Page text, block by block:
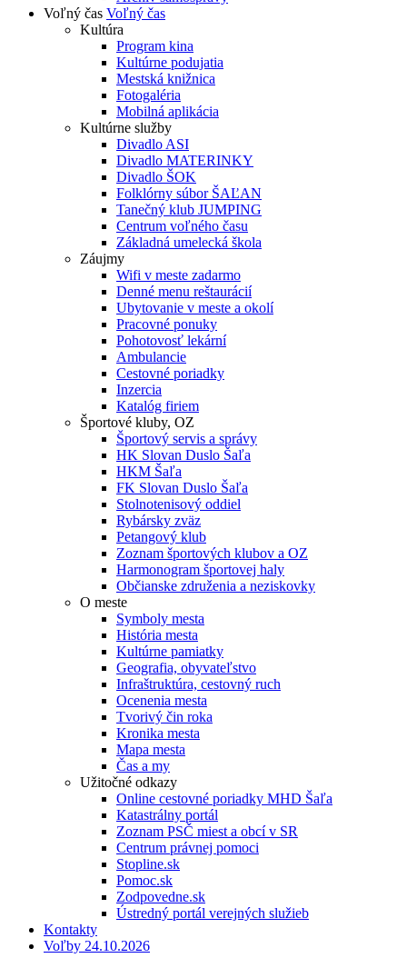
Voľný čas Voľný čas
Kultúra
Program kina
Kultúrne podujatia
Mestská knižnica
Fotogaléria
Mobilná aplikácia
Kultúrne služby
Divadlo ASI
Divadlo MATERINKY
Divadlo ŠOK
Folklórny súbor ŠAĽAN
Tanečný klub JUMPING
Centrum voľného času
Základná umelecká škola
Záujmy
Wifi v meste zadarmo
Denné menu reštaurácií
Ubytovanie v meste a okolí
Pracovné ponuky
Pohotovosť lekární
Ambulancie
Cestovné poriadky
Inzercia
Katalóg firiem
Športové kluby, OZ
Športový servis a správy
HK Slovan Duslo Šaľa
HKM Šaľa
FK Slovan Duslo Šaľa
Stolnotenisový oddiel
Rybársky zväz
Petangový klub
Zoznam športových klubov a OZ
Harmonogram športovej haly
Občianske združenia a neziskovky
O meste
Symboly mesta
História mesta
Kultúrne pamiatky
Geografia, obyvateľstvo
Infraštruktúra, cestovný ruch
Ocenenia mesta
Tvorivý čin roka
Kronika mesta
Mapa mesta
Čas a my
Užitočné odkazy
Online cestovné poriadky MHD Šaľa
Katastrálny portál
Zoznam PSČ miest a obcí v SR
Centrum právnej pomoci
Stopline.sk
Pomoc.sk
Zodpovedne.sk
Ústredný portál verejných služieb
Kontakty
Voľby 24.10.2026